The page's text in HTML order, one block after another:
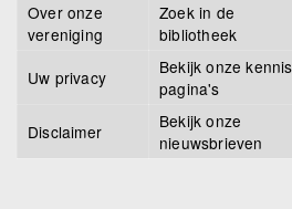
Over onze
vereniging
Zoek in de
bibliotheek
Uw privacy
Bekijk onze kennis
pagina's
Disclaimer
Bekijk onze
nieuwsbrieven